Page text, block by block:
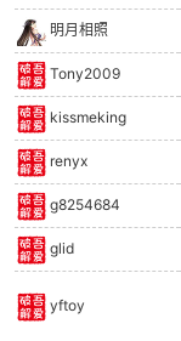
明月相照
Tony2009
kissmeking
renyx
g8254684
glid
yftoy